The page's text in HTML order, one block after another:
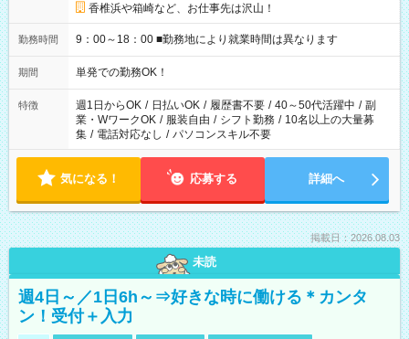
香椎浜や箱崎など、お仕事先は沢山！
勤務時間 9：00～18：00 ■勤務地により就業時間は異なります
期間 単発での勤務OK！
特徴 週1日からOK / 日払いOK / 履歴書不要 / 40～50代活躍中 / 副
業・WワークOK / 服装自由 / シフト勤務 / 10名以上の大量募
集 / 電話対応なし / パソコンスキル不要
気になる！ 応募する 詳細へ
掲載日：2026.08.03
未読
週4日～／1日6h～⇒好きな時に働ける＊カンタ
ン！受付＋入力